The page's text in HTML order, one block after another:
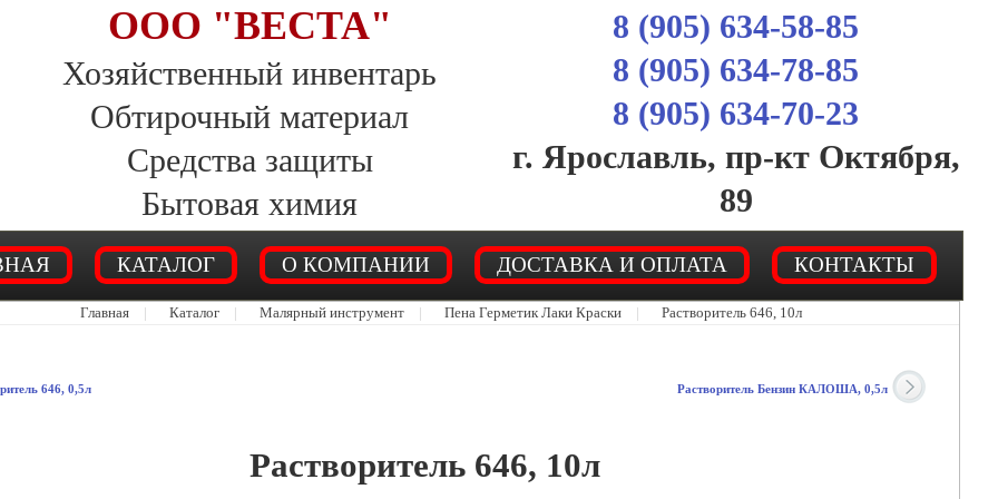
ООО "ВЕСТА"
Хозяйственный инвентарь
Обтирочный материал
Средства защиты
Бытовая химия
8 (905) 634-58-85
8 (905) 634-78-85
8 (905) 634-70-23
г. Ярославль, пр-кт Октября,
89
КАТАЛОГ О КОМПАНИИ ДОСТАВКА И ОПЛАТА КОНТАКТЫ
Главная | Каталог | Малярный инструмент | Пена Герметик Лаки Краски | Растворитель 646, 10л
646, 0,5л Растворитель Бензин КАЛОША, 0,5л
Растворитель 646, 10л